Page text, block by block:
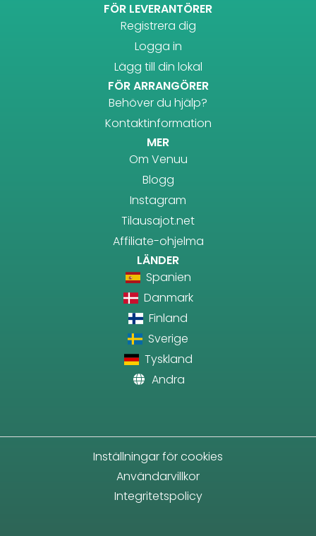
FÖR LEVERANTÖRER
Registrera dig
Logga in
Lägg till din lokal
FÖR ARRANGÖRER
Behöver du hjälp?
Kontaktinformation
MER
Om Venuu
Blogg
Instagram
Tilausajot.net
Affiliate-ohjelma
LÄNDER
Spanien
Danmark
Finland
Sverige
Tyskland
Andra
Inställningar för cookies
Användarvillkor
Integritetspolicy